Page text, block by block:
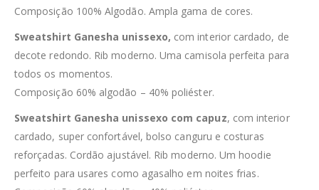
Composição 100% Algodão. Ampla gama de cores.
Sweatshirt Ganesha unissexo, com interior cardado, de
decote redondo. Rib moderno. Uma camisola perfeita para
todos os momentos.
Composição 60% algodão – 40% poliéster.
Sweatshirt Ganesha unissexo com capuz, com interior
cardado, super confortável, bolso canguru e costuras
reforçadas. Cordão ajustável. Rib moderno. Um hoodie
perfeito para usares como agasalho em noites frias.